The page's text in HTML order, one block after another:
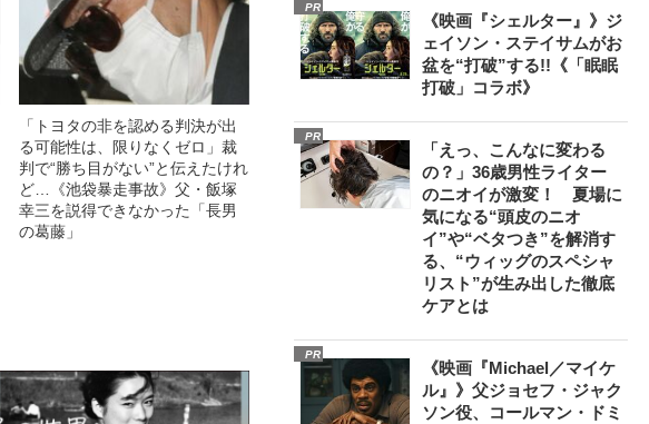
「トヨタの非を認める判決が出
る可能性は、限りなくゼロ」裁
判で“勝ち目がない”と伝えたけれ
ど…《池袋暴走事故》父・飯塚
幸三を説得できなかった「長男
の葛藤」
PR
《映画『シェルター』》ジ
ェイソン・ステイサムがお
盆を“打破”する!!《「眠眠
打破」コラボ》
PR
「えっ、こんなに変わる
の？」36歳男性ライター
のニオイが激変！ 夏場に
気になる“頭皮のニオ
イ”や“ベタつき”を解消す
る、“ウィッグのスペシャ
リスト”が生み出した徹底
ケアとは
PR
《映画『Michael／マイケ
ル』》父ジョセフ・ジャク
ソン役、コールマン・ドミ